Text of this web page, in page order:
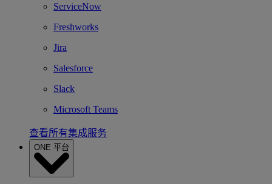
ServiceNow
Freshworks
Jira
Salesforce
Slack
Microsoft Teams
查看所有集成服务
ONE 平台